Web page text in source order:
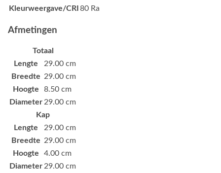
Kleurweergave/CRI 80 Ra
Afmetingen
Totaal
Lengte
29.00 cm
Breedte 29.00 cm
Hoogte
8.50 cm
Diameter 29.00 cm
Kap
Lengte
29.00 cm
Breedte 29.00 cm
Hoogte
4.00 cm
Diameter 29.00 cm